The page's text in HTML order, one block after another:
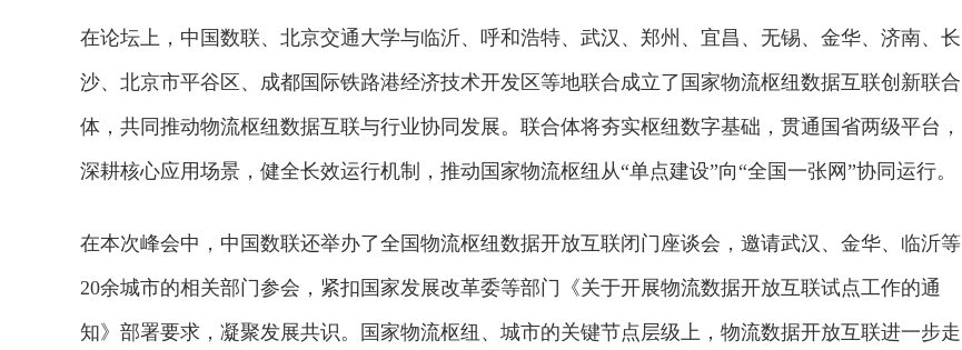
在论坛上，中国数联、北京交通大学与临沂、呼和浩特、武汉、郑州、宜昌、无锡、金华、济南、长
沙、北京市平谷区、成都国际铁路港经济技术开发区等地联合成立了国家物流枢纽数据互联创新联合
体，共同推动物流枢纽数据互联与行业协同发展。联合体将夯实枢纽数字基础，贯通国省两级平台，
深耕核心应用场景，健全长效运行机制，推动国家物流枢纽从“单点建设”向“全国一张网”协同运行。
在本次峰会中，中国数联还举办了全国物流枢纽数据开放互联闭门座谈会，邀请武汉、金华、临沂等
20余城市的相关部门参会，紧扣国家发展改革委等部门《关于开展物流数据开放互联试点工作的通
知》部署要求，凝聚发展共识。国家物流枢纽、城市的关键节点层级上，物流数据开放互联进一步走